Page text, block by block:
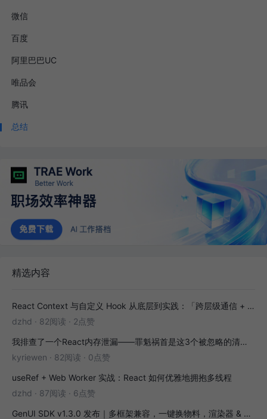
微信
百度
阿里巴巴UC
唯品会
腾讯
总结
精选内容
React Context 与自定义 Hook 从底层到实践：「跨层级通信 + 副作用封装」全解析
dzhd · 82阅读 · 2点赞
我排查了一个React内存泄漏——罪魁祸首是这3个被忽略的清理函数
kyriewen · 82阅读 · 0点赞
useRef + Web Worker 实战：React 如何优雅地拥抱多线程
dzhd · 87阅读 · 6点赞
GenUI SDK v1.3.0 发布｜多框架兼容，一键换物料，渲染器 & 演练场全面增强！